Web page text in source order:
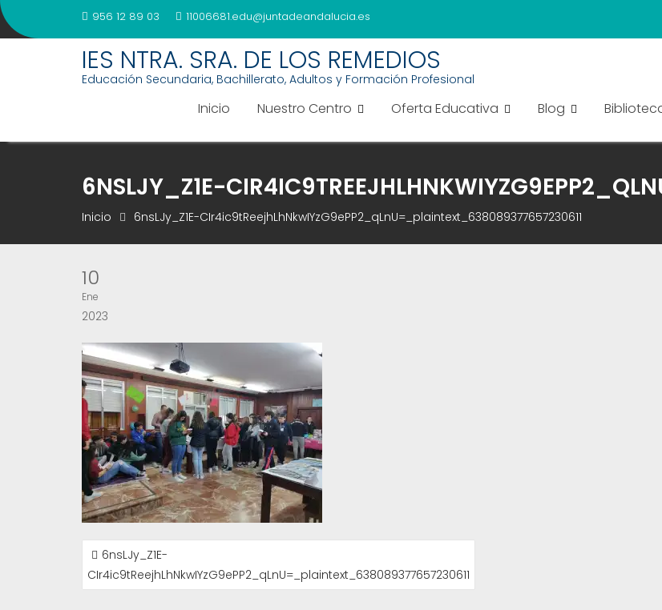
Saltar
al
956 12 89 03 11006681.edu@juntadeandalucia.es
IES NTRA. SRA. DE LOS REMEDIOS
Educación Secundaria, Bachillerato, Adultos y Formación Profesional
Inicio Nuestro Centro Oferta Educativa Blog
6NSLJY_Z1E-
Inicio 6nsLJy_Z1E-CIr4ic9tReejhLhNkwIYzG9ePP2_qLnU=_plaintext_638089377657230611
10
Ene
2023
NAVEGACIÓN
DE
ENTRADAS
6nsLJy_Z1E-
CIr4ic9tReejhLhNkwIYzG9ePP2_qLnU=_plaintext_638089377657230611